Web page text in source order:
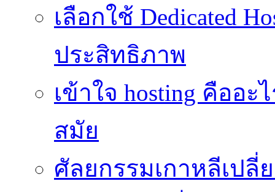
เลือกใช้ Dedicated
ประสิทธิภาพ
เข้าใจ hosting คืออ
สมัย
ศัลยกรรมเกาหลีเปลี่